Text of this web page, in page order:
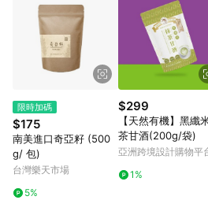
運費，攤位費等不具贈點資格。 9. LINE
顏色、價位、贈品如與 Pinkoi 商品資訊頁
Pinkoi 購物商品資訊頁及購物車標示為準
則請以點數紅包活動說明為準。 11. 若於
頁面後才首次下載 Pinkoi APP 並完成訂
上，首次下載 Pinkoi APP 後，需透過
限時加碼
$175
南美進口奇亞籽 (500
g/ 包)
台灣樂天市場
5%
$299
【天然有機】黑纖
茶甘酒(200g/袋)
亞洲跨境設計購物平
1%